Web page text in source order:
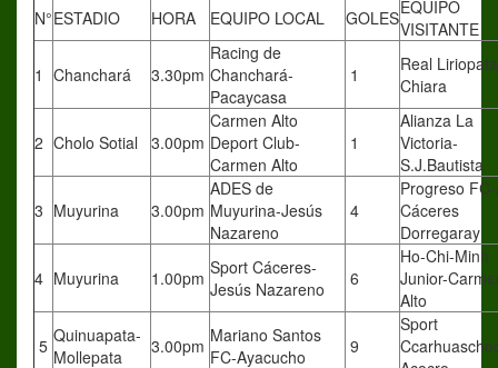
N°ESTADIO HORA EQUIPO LOCAL GOLESEQUIPO
VISITANTE
1 Chanchará 3.30pm
Racing de
Chanchará-
Pacaycasa
1
Real
Chiara
2 Cholo Sotial 3.00pm
Carmen Alto
Deport Club-
Carmen Alto
1
Alianza La
Victoria-
S.J.Bautista
3 Muyurina 3.00pm
ADES de
Muyurina-Jesús
Nazareno
4
Progreso
Cáceres
Dorregaray
4 Muyurina 1.00pm Sport Cáceres-
Jesús Nazareno
6
Ho-Chi-Minh
Junior-
Alto
5 Quinuapata-
Mollepata
3.00pm Mariano Santos
FC-Ayacucho
9
Sport